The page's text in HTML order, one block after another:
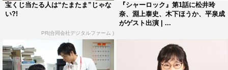
宝くじ当たる人は“たまたま”じゃな
い?!
PR(合同会社デジタルファーム )
『シャーロック』第1話に松井玲
奈、淵上泰史、木下ほうか、平泉成
がゲスト出演 | ...